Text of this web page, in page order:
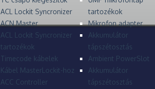
ACL Lockit Syncronizer
ACN Master
ACL Lockit Syncronizer
tartozékok
Timecode kábelek
Kábel MasterLockit-hoz
ACC Controller
tartozékok
Mikrofon adapter
Akkumulátor
tápszétosztás
Ambient PowerSlot
Akkumulátor
tápszétosztás